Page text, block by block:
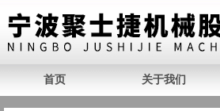
首页 关于我们